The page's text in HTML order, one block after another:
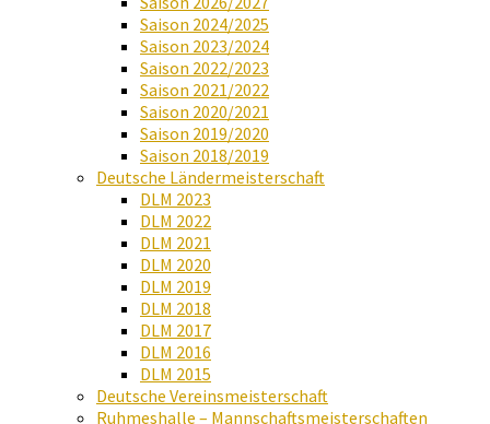
Saison 2024/2025
Saison 2023/2024
Saison 2022/2023
Saison 2021/2022
Saison 2020/2021
Saison 2019/2020
Saison 2018/2019
Deutsche Ländermeisterschaft
DLM 2023
DLM 2022
DLM 2021
DLM 2020
DLM 2019
DLM 2018
DLM 2017
DLM 2016
DLM 2015
Deutsche Vereinsmeisterschaft
Ruhmeshalle – Mannschaftsmeisterschaften